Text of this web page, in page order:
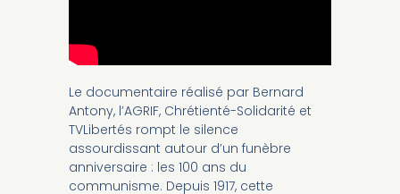
Le documentaire réalisé par Bernard
Antony, l’AGRIF, Chrétienté-Solidarité et
TVLibertés rompt le silence
assourdissant autour d’un funèbre
anniversaire : les 100 ans du
communisme. Depuis 1917, cette